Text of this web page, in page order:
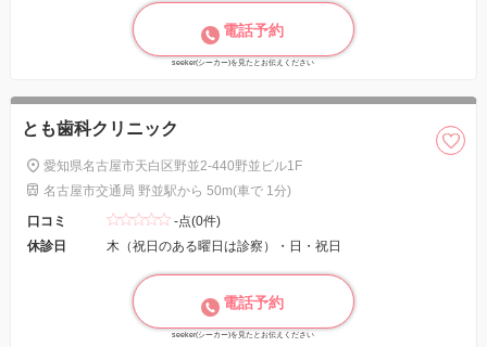
電話予約
seeker(シーカー)を見たとお伝えください
とも歯科クリニック
愛知県名古屋市天白区野並2-440野並ビル1F
名古屋市交通局 野並駅から 50m(車で 1分)
口コミ
-点(0件)
休診日
木（祝日のある曜日は診察）・日・祝日
電話予約
seeker(シーカー)を見たとお伝えください